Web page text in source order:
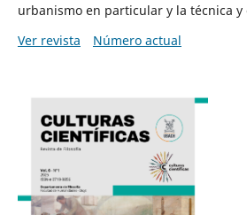
urbanismo en particular y la técnica
Ver revista
Número actual